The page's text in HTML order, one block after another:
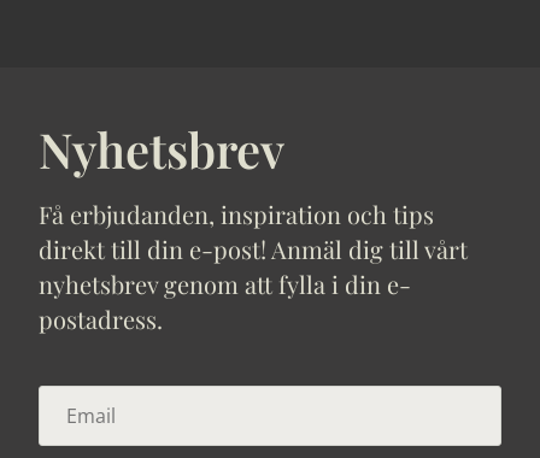
Nyhetsbrev
Få erbjudanden, inspiration och tips
direkt till din e-post! Anmäl dig till vårt
nyhetsbrev genom att fylla i din e-
postadress.